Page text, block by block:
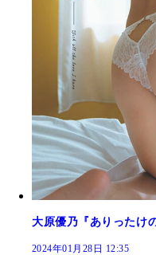
大原優乃『ありったけ
2024年01月28日 12:35